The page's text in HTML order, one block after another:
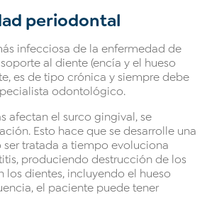
periodontal
infecciosa de la enfermedad de
al diente (encía y el hueso
es de tipo crónica y siempre debe
odontológico.
afectan el surco gingival, se
Esto hace que se desarrolle una
tratada a tiempo evoluciona
produciendo destrucción de los
los dientes, incluyendo el hueso
el paciente puede tener